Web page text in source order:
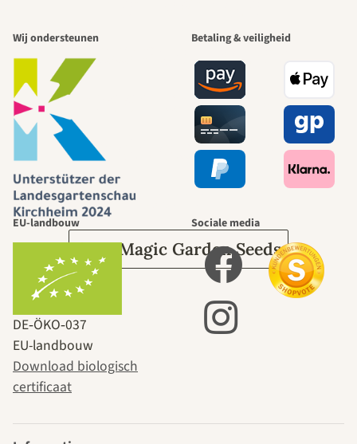
mooiste paden
naar onszelf
leidt door de
tuin.
Over Magic Garden Seeds
Wij ondersteunen Betaling & veiligheid
EU-landbouw
DE‑ÖKO‑037
EU-landbouw
Download biologisch
certificaat
Sociale media